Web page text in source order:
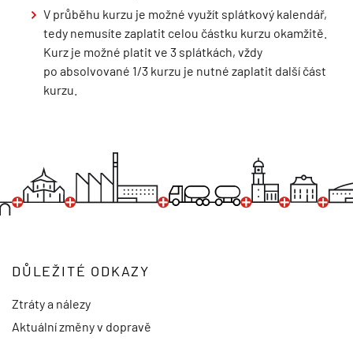
V průběhu kurzu je možné využít splátkový kalendář,
tedy nemusíte zaplatit celou částku kurzu okamžitě.
Kurz je možné platit ve 3 splátkách, vždy
po absolvované 1/3 kurzu je nutné zaplatit další část
kurzu.
DŮLEŽITÉ ODKAZY
Ztráty a nálezy
Aktuální změny v dopravě